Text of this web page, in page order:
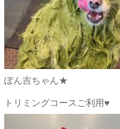
ぽん吉ちゃん★
トリミングコースご利用♥